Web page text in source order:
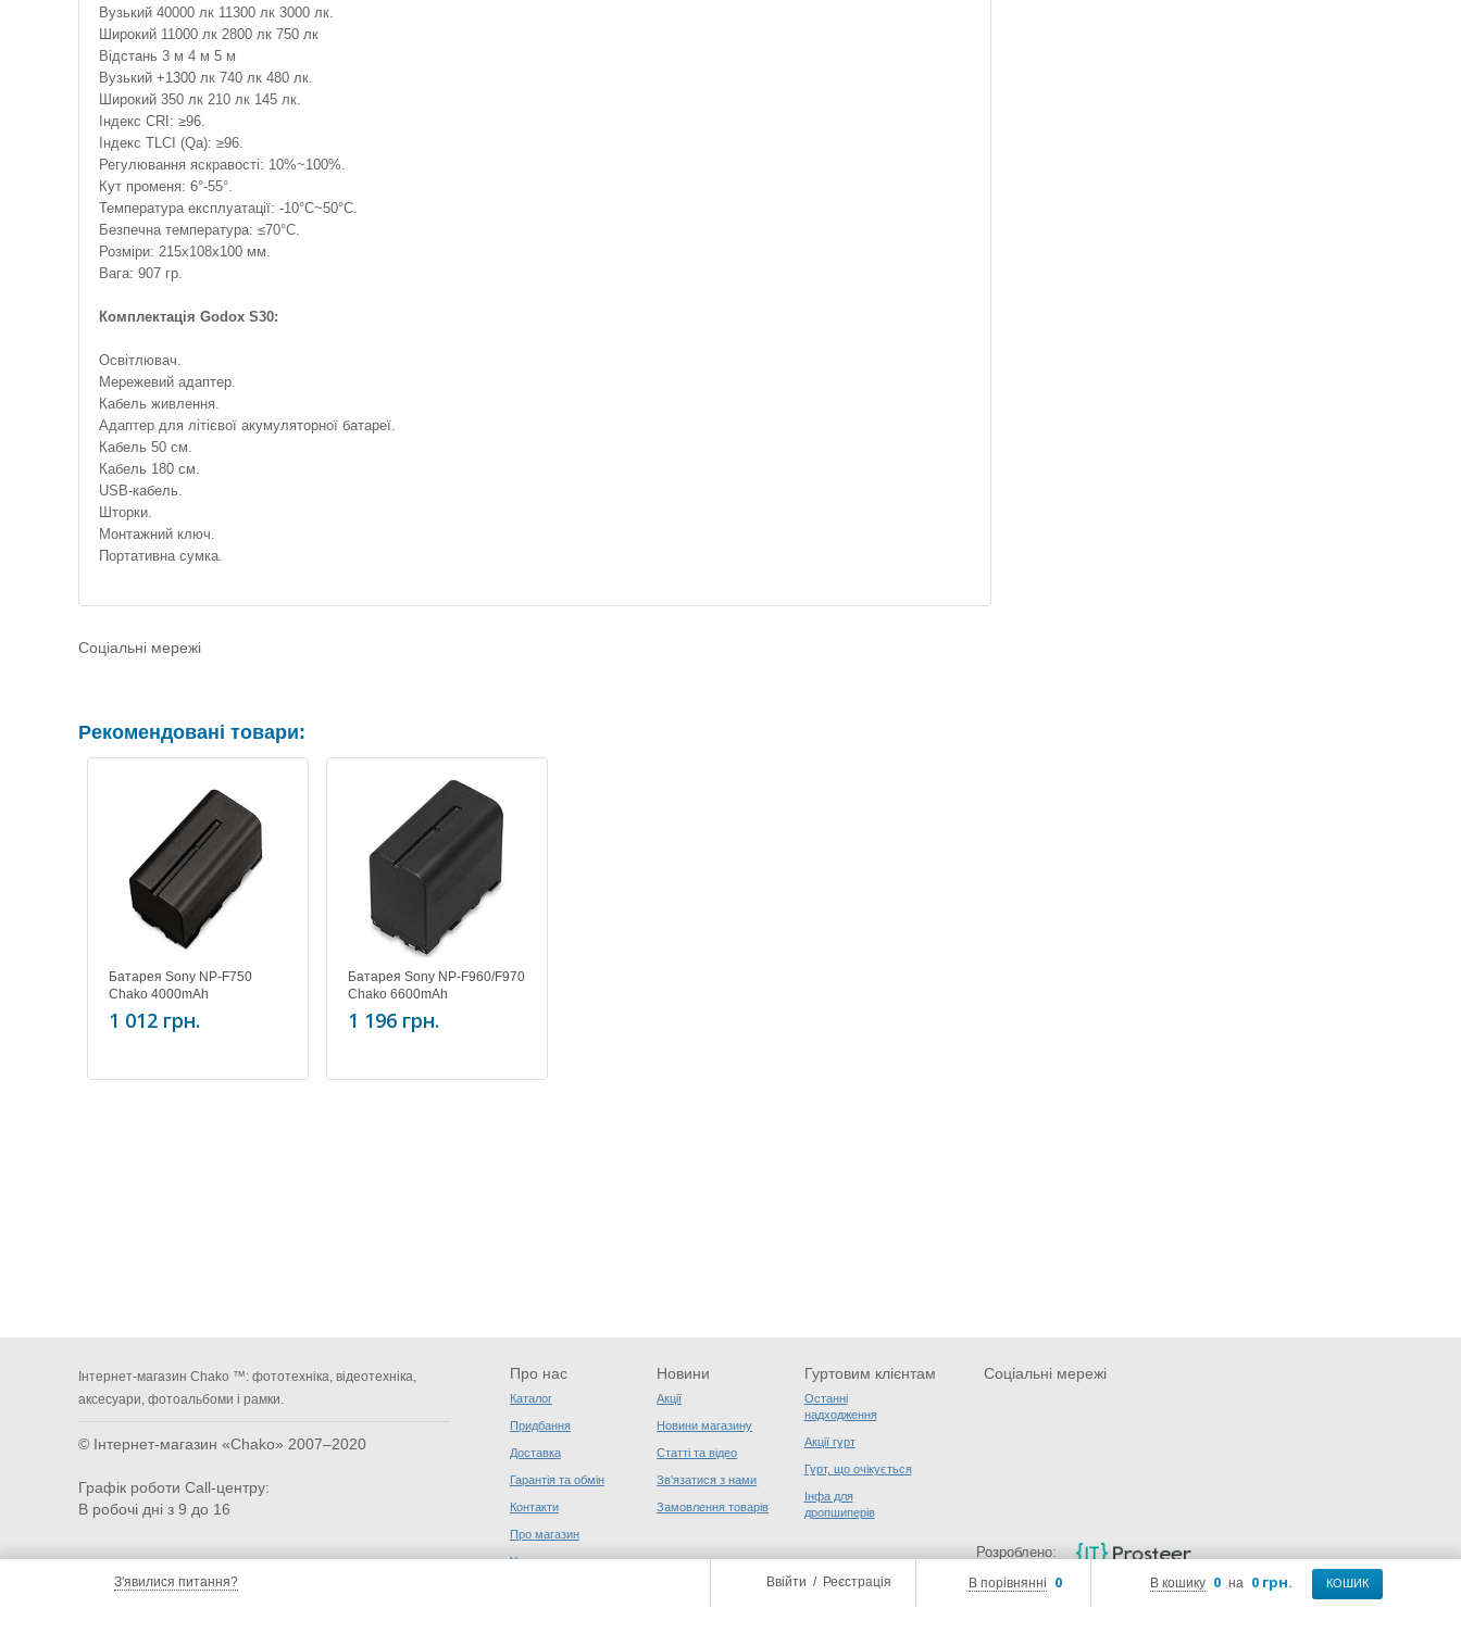
З'явилися питання? В кошику 0 на 0 грн. КОШИК
В порівнянні 0
Ввійти / Реєстрація
Вузький 40000 лк 11300 лк 3000 лк.
Широкий 11000 лк 2800 лк 750 лк
Відстань 3 м 4 м 5 м
Вузький +1300 лк 740 лк 480 лк.
Широкий 350 лк 210 лк 145 лк.
Індекс CRI: ≥96.
Індекс TLCI (Qa): ≥96.
Регулювання яскравості: 10%~100%.
Кут променя: 6°-55°.
Температура експлуатації: -10°С~50°С.
Безпечна температура: ≤70°С.
Розміри: 215х108х100 мм.
Вага: 907 гр.
Комплектація Godox S30:
Освітлювач.
Мережевий адаптер.
Кабель живлення.
Адаптер для літієвої акумуляторної батареї.
Кабель 50 см.
Кабель 180 см.
USB-кабель.
Шторки.
Монтажний ключ.
Портативна сумка.
Соціальні мережі
Рекомендовані товари:
Батарея Sony NP-F750
Chako 4000mAh
1 012 грн.
Батарея Sony NP-F960/F970
Chako 6600mAh
1 196 грн.
Інтернет-магазин Chako ™: фототехніка, відеотехніка,
аксесуари, фотоальбоми і рамки.
© Інтернет-магазин «Chako» 2007–2020
Графік роботи Call-центру:
В робочі дні з 9 до 16
Про нас
Каталог
Придбання
Доставка
Гарантія та обмін
Контакти
Про магазин
Угода користувача
Новини
Акції
Новини магазину
Статті та відео
Зв'язатися з нами
Замовлення товарів
Гуртовим клієнтам
Останні
надходження
Акції гурт
Гурт, що очікується
Інфа для
дропшиперів
Соціальні мережі
Розроблено: